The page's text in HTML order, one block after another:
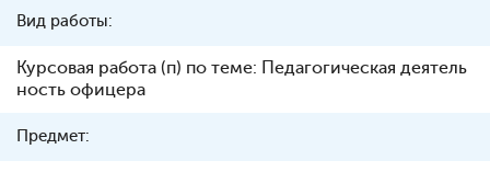
Вид работы:
Курсовая работа (п) по теме: Педагогическая деятель
ность офицера
Предмет: